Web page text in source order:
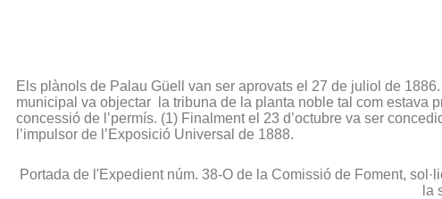
Els plànols de Palau Güell van ser aprovats el 27 de juliol de
municipal va objectar la tribuna de la planta noble tal com estava
concessió de l’permís. (1) Finalment el 23 d’octubre va ser
l’impulsor de l’Exposició Universal de 1888.
Portada de l'Expedient núm. 38-O de la Comissió de Foment,
la